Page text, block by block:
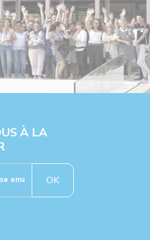
À LA
OK